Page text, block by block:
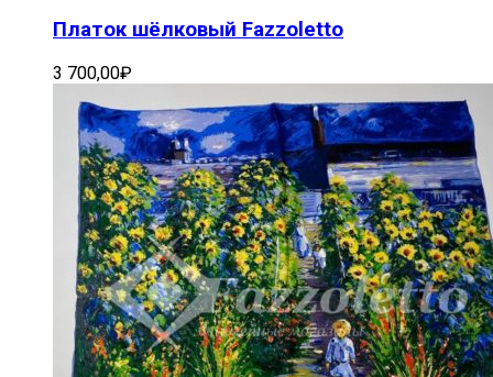
Платок шёлковый Fazzoletto
3 700,00₽